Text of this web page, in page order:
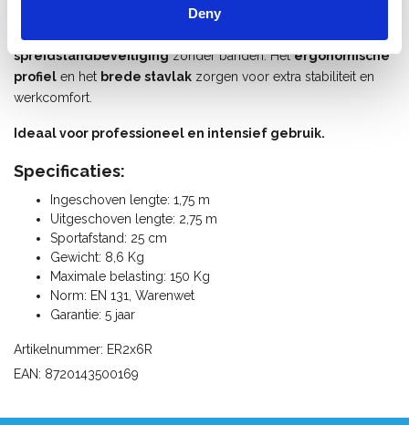
Deny
antislip doppen
sporten van 40 mm
spreidstandbeveiligingzonder banden. Hetergonomische
profiel en het brede stavlak zorgen voor extra stabiliteit en
werkcomfort.
Ideaal voor professioneel en intensief gebruik.
Specificaties:
Ingeschoven lengte: 1,75 m
Uitgeschoven lengte: 2,75 m
Sportafstand: 25 cm
Gewicht: 8,6 Kg
Maximale belasting: 150 Kg
Norm: EN 131, Warenwet
Garantie: 5 jaar
Artikelnummer: ER2x6R
EAN: 8720143500169